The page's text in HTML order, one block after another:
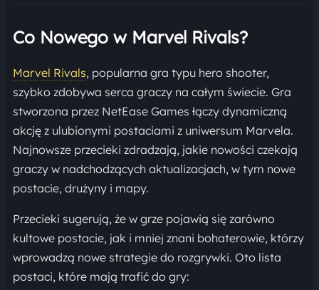
Co Nowego w Marvel Rivals?
Marvel Rivals, popularna gra typu hero shooter,
szybko zdobywa serca graczy na całym świecie. Gra
stworzona przez NetEase Games łączy dynamiczną
akcję z ulubionymi postaciami z uniwersum Marvela.
Najnowsze przecieki zdradzają, jakie nowości czekają
graczy w nadchodzących aktualizacjach, w tym nowe
postacie, drużyny i mapy.
Przecieki sugerują, że w grze pojawią się zarówno
kultowe postacie, jak i mniej znani bohaterowie, którzy
wprowadzą nowe strategie do rozgrywki. Oto lista
postaci, które mają trafić do gry: